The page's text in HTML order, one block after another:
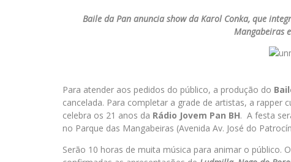
Baile da Pan anuncia show da Karol Conka, que
Mangabeiras
Para atender aos pedidos do público, a produção do
cancelada. Para completar a grade de artistas, a rapper
celebra os 21 anos da Rádio Jovem Pan BH. A festa
no Parque das Mangabeiras (Avenida Av. José do
Serão 10 horas de muita música para animar o público.